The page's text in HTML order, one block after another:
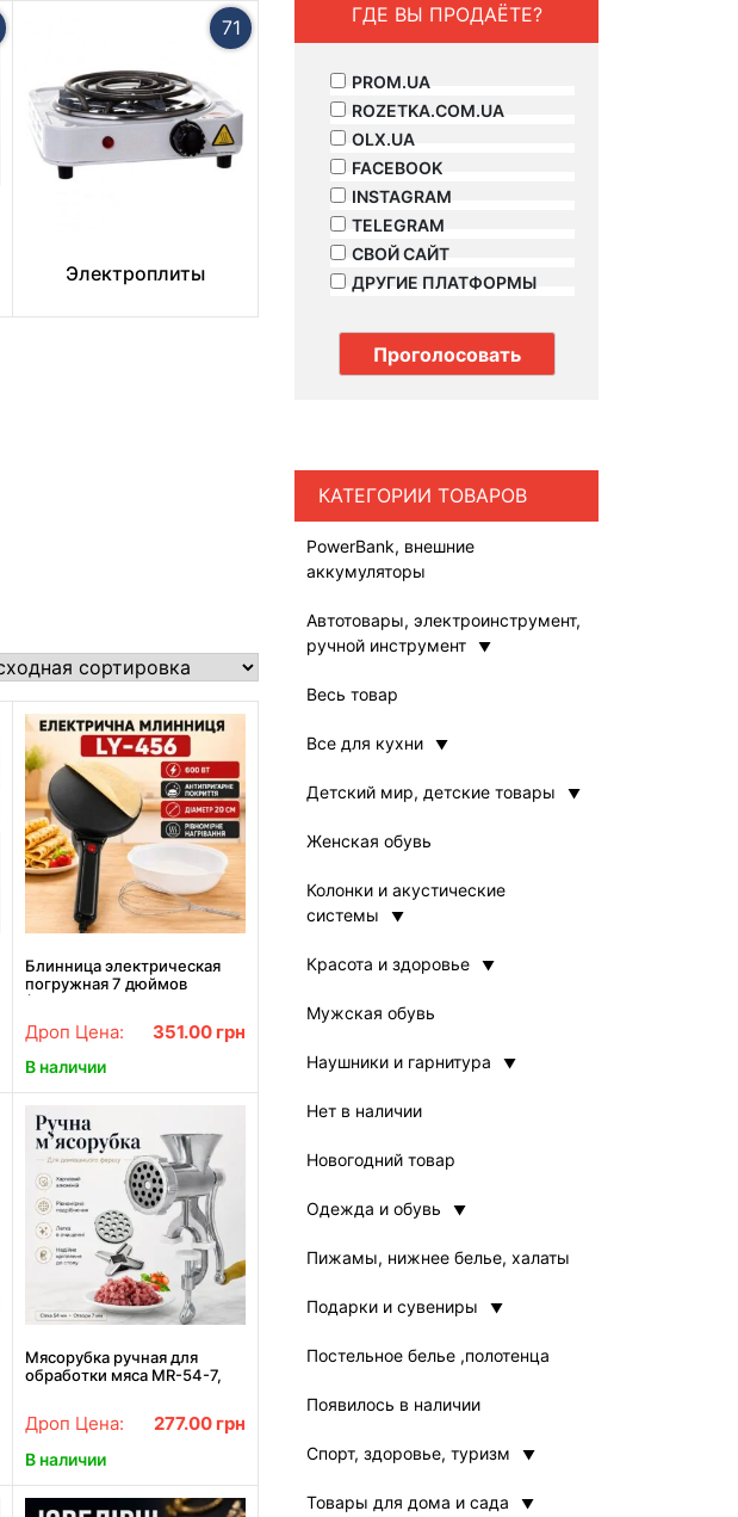
71
Электроплиты
Блинница электрическая
погружная 7 дюймов
(20см), 600Вт, от сети, LY-
Электросковородка для
Дроп Цена: 351.00 грн
В наличии
Мясорубка ручная для
обработки мяса MR-54-7,
мясорубка / Мясорубка
Дроп Цена: 277.00 грн
В наличии
ГДЕ ВЫ ПРОДАЁТЕ?
PROM.UA
ROZETKA.COM.UA
OLX.UA
FACEBOOK
INSTAGRAM
TELEGRAM
СВОЙ САЙТ
ДРУГИЕ ПЛАТФОРМЫ
КАТЕГОРИИ ТОВАРОВ
PowerBank, внешние
аккумуляторы
Автотовары, электроинструмент,
ручной инструмент
Весь товар
Все для кухни
Детский мир, детские товары
Женская обувь
Колонки и акустические
системы
Красота и здоровье
Мужская обувь
Наушники и гарнитура
Нет в наличии
Новогодний товар
Одежда и обувь
Пижамы, нижнее белье, халаты
Подарки и сувениры
Постельное белье ,полотенца
Появилось в наличии
Спорт, здоровье, туризм
Товары для дома и сада